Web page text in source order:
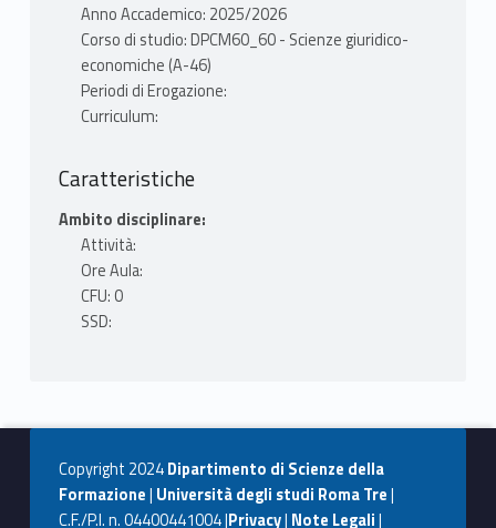
Anno Accademico: 2025/2026
Corso di studio: DPCM60_60 - Scienze giuridico-
economiche (A-46)
Periodi di Erogazione:
Curriculum:
Caratteristiche
Ambito disciplinare:
Attività:
Ore Aula:
CFU: 0
SSD:
Copyright 2024Dipartimento di Scienze della
Formazione| Università degli studi Roma Tre|
C.F./P.I. n. 04400441004 |Privacy| Note Legali|